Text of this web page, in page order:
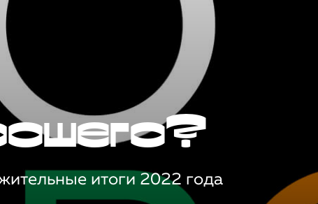
итоги 2022 года